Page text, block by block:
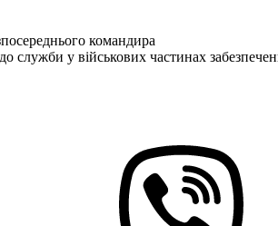
командира
служби у військових частинах